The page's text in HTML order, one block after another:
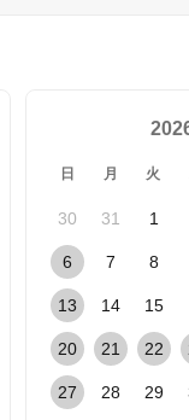
日 月 火
30 31 1
6 7 8
13 14 15
20 21 22
27 28 29